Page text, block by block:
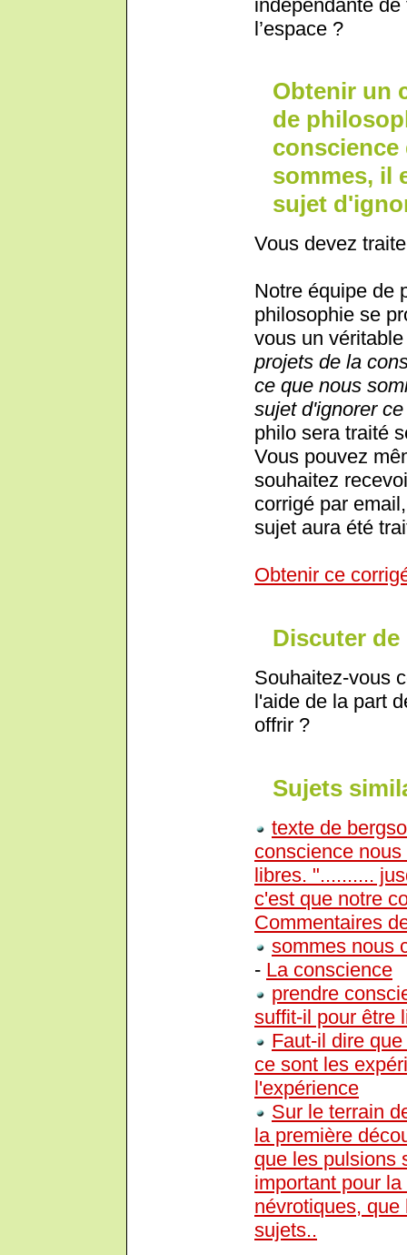
indépendante
l’espace ?
Obtenir un
de
sommes, il
sujet
Vous devez
Notre équipe de
philosophie se
vous un
projets de la
ce que nous
sujet d'ignorer
philo sera traité
Vous pouvez
souhaitez
corrigé par
sujet aura été
Obtenir ce
Discuter de
Souhaitez-vous
l'aide de la part
offrir ?
Sujets
texte de
conscience
libres. "..........
c'est que notre
Commentaires
sommes nous
- La conscience
prendre
suffit-il pour être
Faut-il dire
ce sont les
l'expérience
Sur le terrain
la première
que les pulsions
important pour
névrotiques,
sujets..